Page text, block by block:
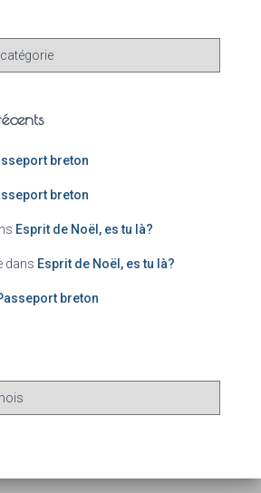
breton
breton
Esprit de Noël, es tu là?
dans Esprit de Noël, es tu là?
breton